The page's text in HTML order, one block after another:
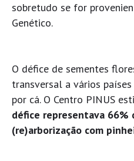
sobretudo se for
Genético.
O défice de sementes
transversal a vários
por cá. O Centro PINUS
défice representava 66%
(re)arborização com